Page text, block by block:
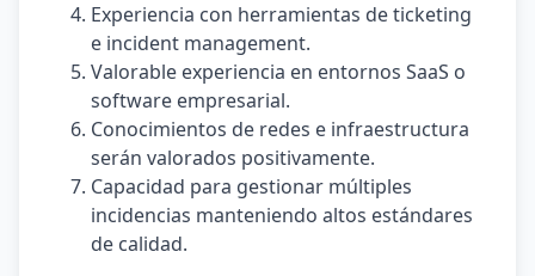
Experiencia con herramientas de ticketing
e incident management.
Valorable experiencia en entornos SaaS o
software empresarial.
Conocimientos de redes e infraestructura
serán valorados positivamente.
Capacidad para gestionar múltiples
incidencias manteniendo altos estándares
de calidad.